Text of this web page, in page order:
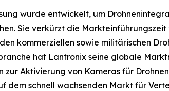
wurde entwickelt, um
Sie verkürzt die
kommerziellen sowie militärischen
hat Lantronix seine globale
zur Aktivierung von Kameras für
dem schnell wachsenden Markt für